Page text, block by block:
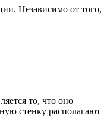
Независимо от того,
то, что оно
стенку располагают